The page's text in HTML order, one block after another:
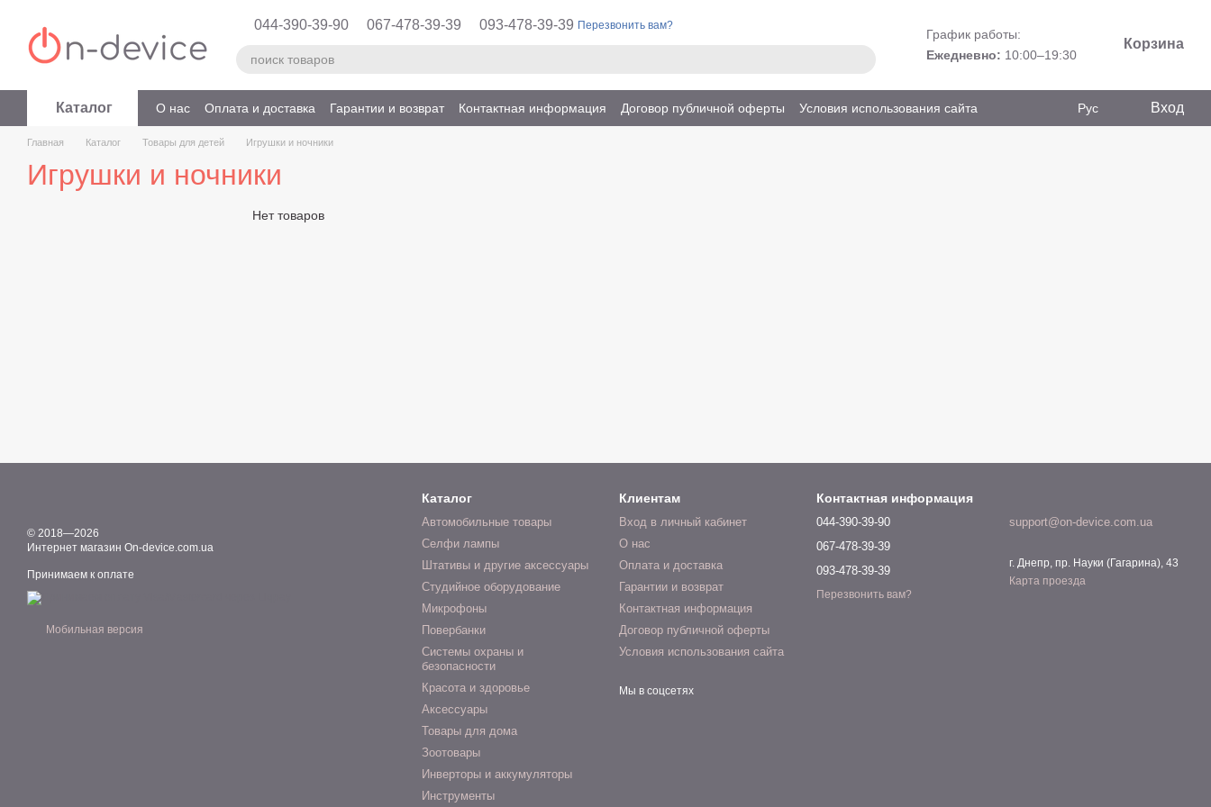
044-390-39-90 067-478-39-39 093-478-39-39 Перезвонить вам?
График работы:
Ежедневно: 10:00–19:30
Корзина
Каталог О нас Оплата и доставка Гарантии и возврат Контактная информация Договор публичной оферты Условия использования сайта Рус Вход
Главная Каталог Товары для детей Игрушки и ночники
Игрушки и ночники
Нет товаров
© 2018—2026
Интернет магазин On-device.com.ua
Принимаем к оплате
Мобильная версия
Каталог
Автомобильные товары
Селфи лампы
Штативы и другие аксессуары
Студийное оборудование
Микрофоны
Повербанки
Системы охраны и
безопасности
Красота и здоровье
Аксессуары
Товары для дома
Зоотовары
Инверторы и аккумуляторы
Инструменты
Клиентам
Вход в личный кабинет
О нас
Оплата и доставка
Гарантии и возврат
Контактная информация
Договор публичной оферты
Условия использования сайта
Мы в соцсетях
Контактная информация
044-390-39-90
067-478-39-39
093-478-39-39
Перезвонить вам?
support@on-device.com.ua
г. Днепр, пр. Науки (Гагарина), 43
Карта проезда